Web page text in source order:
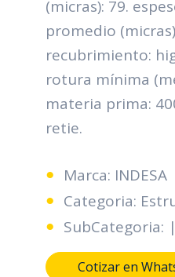
(micras): 79.
promedio
recubrimiento:
rotura mínima
materia prima:
retie.
Marca: INDESA
Categoria:
SubCategoria: |
Cotizar en